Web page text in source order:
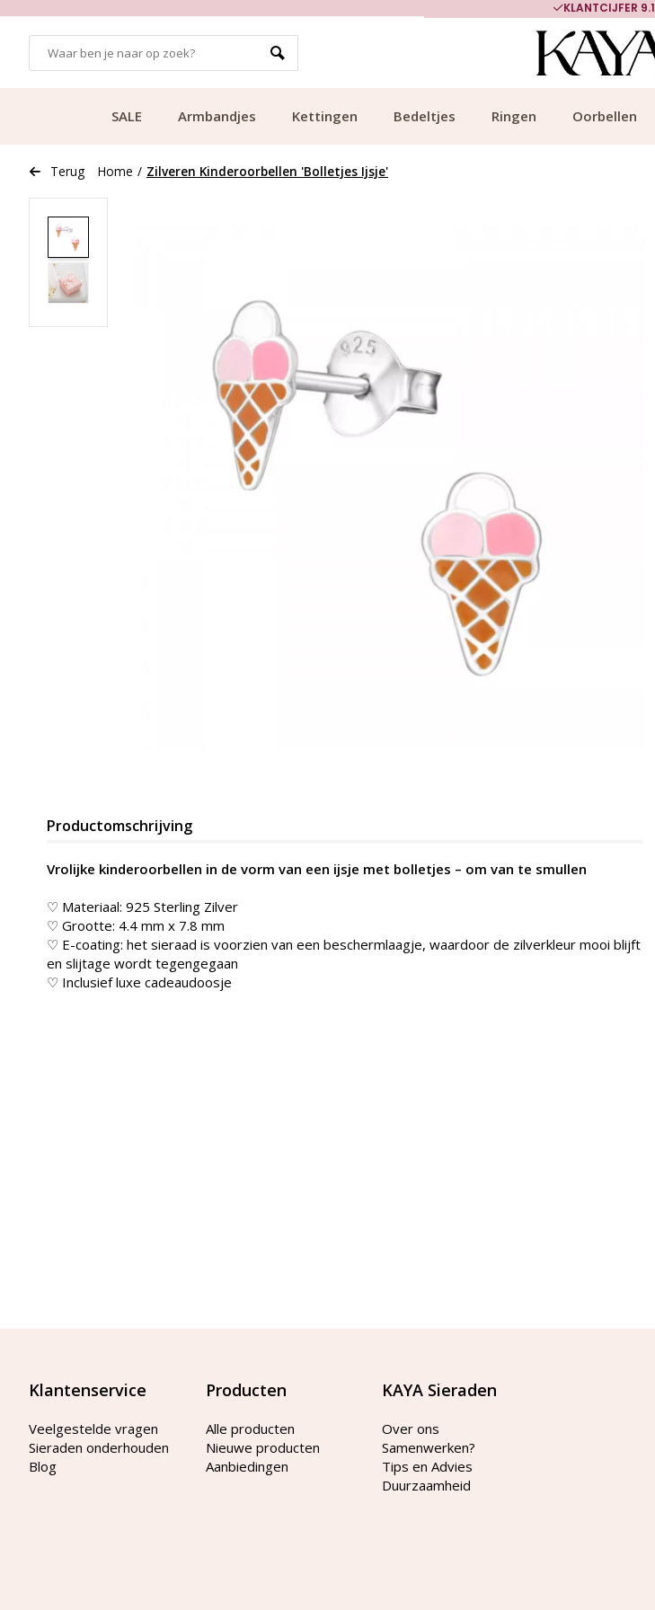
KLANTCIJFER 9.1
SALE Armbandjes Kettingen Bedeltjes Ringen Oorbellen
Terug Home / Zilveren Kinderoorbellen 'Bolletjes Ijsje'
Productomschrijving
Vrolijke kinderoorbellen in de vorm van een ijsje met bolletjes – om van te smullen
♡ Materiaal: 925 Sterling Zilver
♡ Grootte: 4.4 mm x 7.8 mm
♡ E-coating: het sieraad is voorzien van een beschermlaagje, waardoor de zilverkleur mooi blijft
en slijtage wordt tegengegaan
♡ Inclusief luxe cadeaudoosje
Klantenservice
Veelgestelde vragen
Sieraden onderhouden
Blog
Producten
Alle producten
Nieuwe producten
Aanbiedingen
KAYA Sieraden
Over ons
Samenwerken?
Tips en Advies
Duurzaamheid